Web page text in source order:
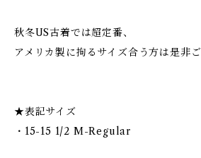
秋冬US古着では超定番、
アメリカ製に拘るサイズ合う方は是非
★表記サイズ
・15-15 1/2 M-Regular